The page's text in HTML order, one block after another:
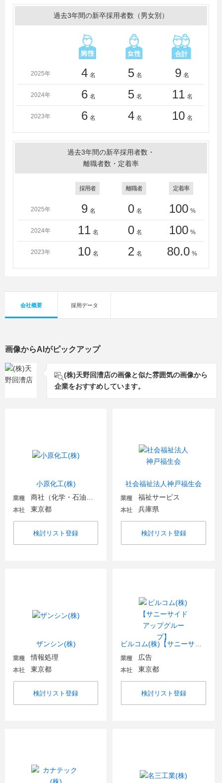
過去3年間の新卒採用者数（男女別）
2025年 4 名 5 名 9 名
2024年 6 名 5 名 11 名
2023年 6 名 4 名 10 名
過去3年間の新卒採用者数・
離職者数・定着率
採用者 離職者 定着率
2025年 9 名 0 名 100 %
2024年 11 名 0 名 100 %
2023年 10 名 2 名 80.0 %
会社概要 採用データ
画像からAIがピックアップ
(株)天野回漕店の画像と似た雰囲気の画像から
企業をおすすめしています。
小原化工(株)
業種
本社 東京都
検討リスト登録
社会福祉法人神戸福生会
業種 福祉サービス
本社 兵庫県
検討リスト登録
ザンシン(株)
業種 情報処理
本社 東京都
検討リスト登録
業種 広告
本社 東京都
検討リスト登録